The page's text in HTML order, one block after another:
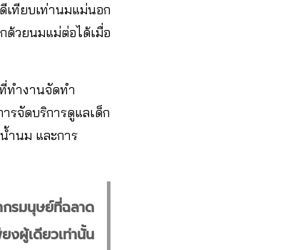
เทียบเท่านมแม่นอก
ด้วยนมแม่ต่อได้เมื่อ
ทำงานจัดทำ
รจัดบริการดูแลเด็ก
ำนม และการ
กรมนุษย์ที่ฉลาด
งผู้เดียวเท่านั้น